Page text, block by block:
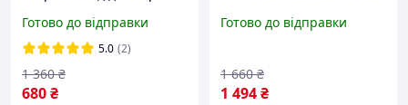
Готово до відправки
5.0 (2)
680₴
1 360 ₴
утеплені
Готово до відправки
1 494₴
1 660 ₴